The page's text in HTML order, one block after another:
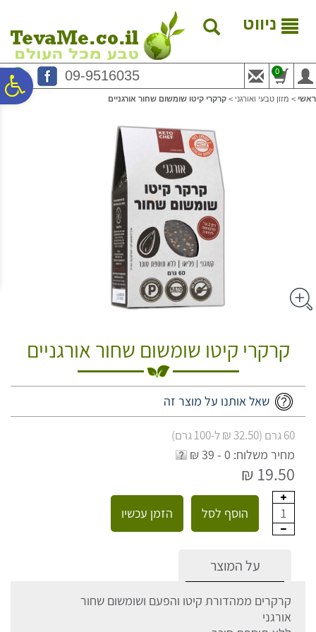
נגישות
המרכזי
ניווט
09-9516035 0
ראשי > מזון טבעי ואורגני > קרקרי קיטו שומשום שחור אורגניים
קרקרי קיטו שומשום שחור אורגניים
שאל אותנו על מוצר זה
60 גרם (32.50 ₪ ל-100 גרם)
מחיר משלוח: 0 - 39 ₪
19.50 ₪
1 הוסף לסל הזמן עכשיו
על המוצר
קרקרים ממהדורת קיטו והפעם ושומשום שחור
אורגני